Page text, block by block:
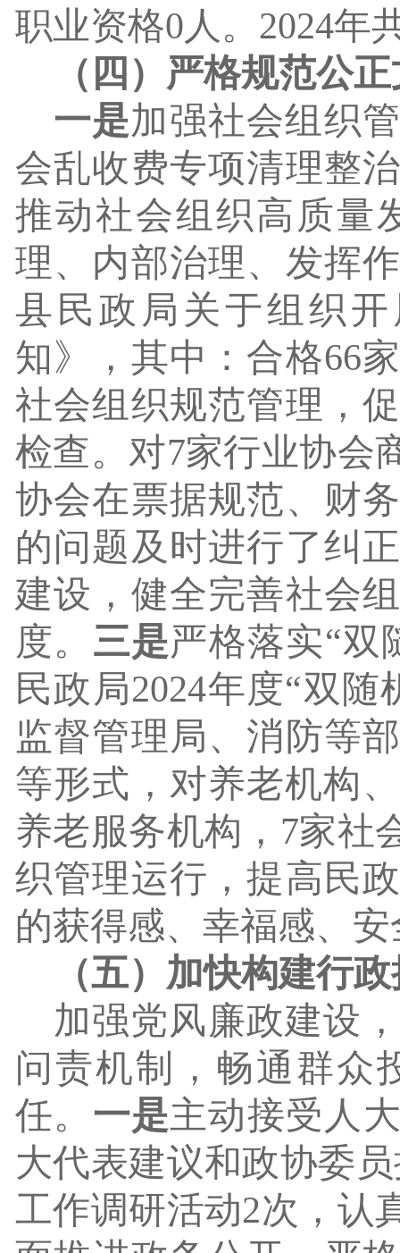
职业资格0人。2024年
（四） 严格规范公
一是加强社会组织
会乱收费专项清理整
推动社会组织高质量
理、内部治理、发挥
县民政局关于组织
知》，其中：合格66
社会组织规范管理，
检查。对7家行业协会
协会在票据规范、财
的问题及时进行了纠
建设，健全完善社会
度。 三是严格落实“双
民政局2024年度“双随
监督管理局、消防等
等形式，对养老机构
养老服务机构， 7家社
织管理运行，提高民
的获得感、幸福感、
（五） 加快构建行
加强党风廉政建设
问责机制，畅通群众
任。 一是主动接受人
大代表建议和政协委
工作调研活动2次，认